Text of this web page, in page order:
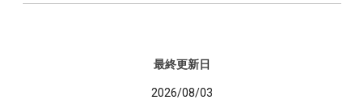
最終更新日
2026/08/03